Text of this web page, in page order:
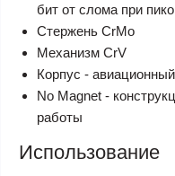
бит от слома при
Стержень CrMo
Механизм CrV
Корпус -
No Magnet -
работы
Использование